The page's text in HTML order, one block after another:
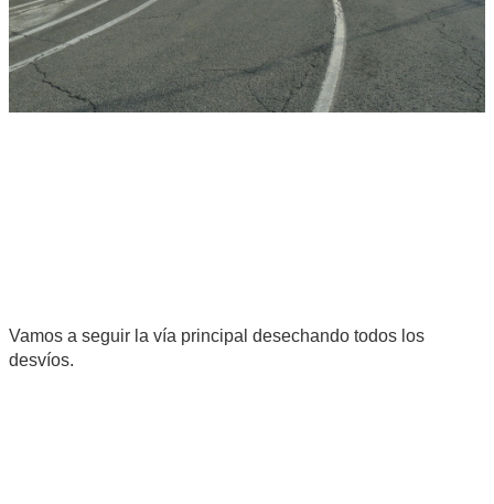
Vamos a seguir la vía principal desechando todos los
desvíos.